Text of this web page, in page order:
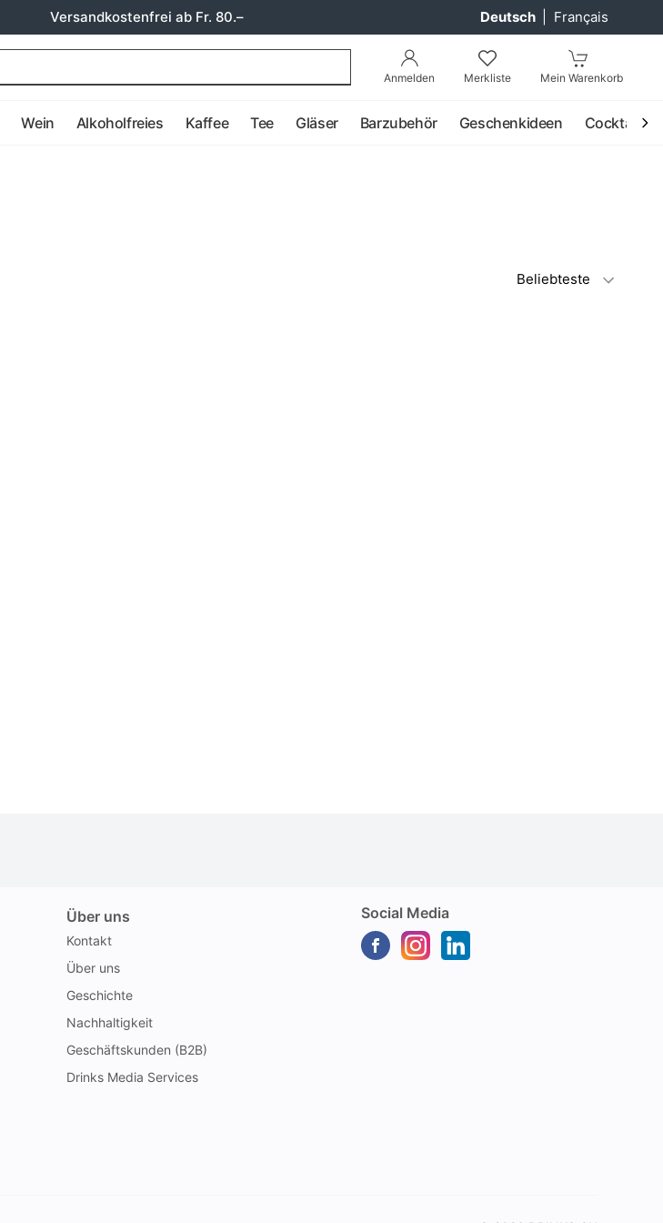
Versandkostenfrei ab Fr. 80.– Deutsch Français
Anmelden Merkliste Mein Warenkorb
Wein Alkoholfreies Kaffee Tee Gläser Barzubehör Geschenkideen Cocktail
Beliebteste
Über uns
Kontakt
Über uns
Geschichte
Nachhaltigkeit
Geschäftskunden (B2B)
Drinks Media Services
Social Media